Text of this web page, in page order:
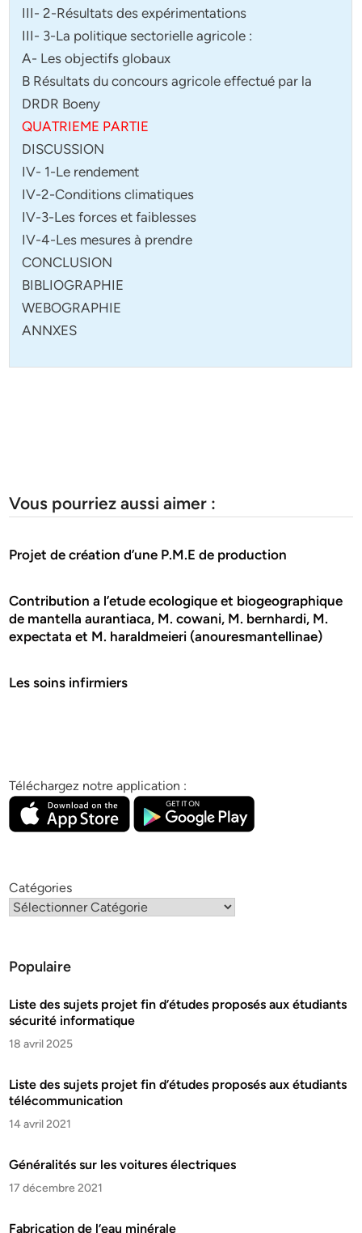
III- 2-Résultats des expérimentations
III- 3-La politique sectorielle agricole :
A- Les objectifs globaux
B Résultats du concours agricole effectué par la
DRDR Boeny
QUATRIEME PARTIE
DISCUSSION
IV- 1-Le rendement
IV-2-Conditions climatiques
IV-3-Les forces et faiblesses
IV-4-Les mesures à prendre
CONCLUSION
BIBLIOGRAPHIE
WEBOGRAPHIE
ANNXES
Vous pourriez aussi aimer :
Projet de création d’une P.M.E de production
Contribution a l’etude ecologique et biogeographique
de mantella aurantiaca, M. cowani, M. bernhardi, M.
expectata et M. haraldmeieri (anouresmantellinae)
Les soins infirmiers
Téléchargez notre application :
Catégories
Populaire
Liste des sujets projet fin d’études proposés aux étudiants
sécurité informatique
18 avril 2025
Liste des sujets projet fin d’études proposés aux étudiants
télécommunication
14 avril 2021
Généralités sur les voitures électriques
17 décembre 2021
Fabrication de l’eau minérale